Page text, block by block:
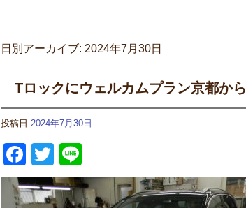
日別アーカイブ: 2024年7月30日
Tロックにウェルカムプラン京都から
投稿日 2024年7月30日
Facebook
Twitter